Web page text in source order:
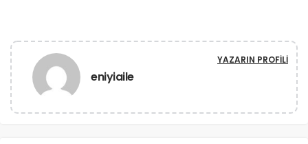
eniyiaile
YAZARIN PROFILI